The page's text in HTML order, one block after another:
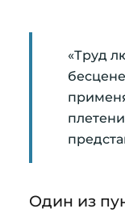
«Труд
Один из